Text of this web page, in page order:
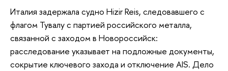
Италия задержала судно Hizir Reis, следовавшего с
флагом Тувалу с партией российского металла,
связанной с заходом в Новороссийск:
расследование указывает на подложные документы,
сокрытие ключевого захода и отключение AIS. Дело